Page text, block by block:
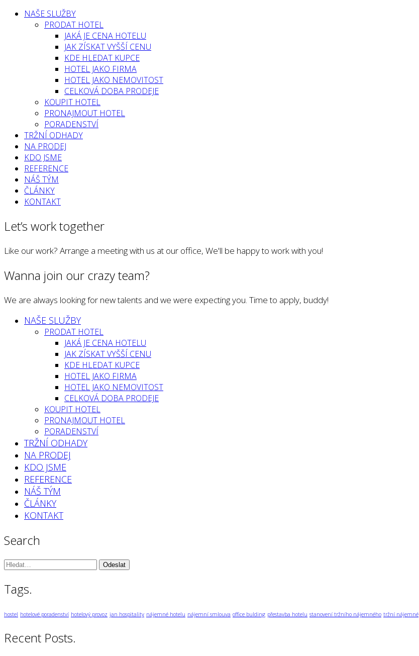
NAŠE SLUŽBY
PRODAT HOTEL
JAKÁ JE CENA HOTELU
JAK ZÍSKAT VYŠŠÍ CENU
KDE HLEDAT KUPCE
HOTEL JAKO FIRMA
HOTEL JAKO NEMOVITOST
CELKOVÁ DOBA PRODEJE
KOUPIT HOTEL
PRONAJMOUT HOTEL
PORADENSTVÍ
TRŽNÍ ODHADY
NA PRODEJ
KDO JSME
REFERENCE
NÁŠ TÝM
ČLÁNKY
KONTAKT
Let’s work together
Like our work? Arrange a meeting with us at our office, We'll be happy to work with you!
Wanna join our crazy team?
We are always looking for new talents and we were expecting you. Time to apply, buddy!
NAŠE SLUŽBY
PRODAT HOTEL
JAKÁ JE CENA HOTELU
JAK ZÍSKAT VYŠŠÍ CENU
KDE HLEDAT KUPCE
HOTEL JAKO FIRMA
HOTEL JAKO NEMOVITOST
CELKOVÁ DOBA PRODEJE
KOUPIT HOTEL
PRONAJMOUT HOTEL
PORADENSTVÍ
TRŽNÍ ODHADY
NA PRODEJ
KDO JSME
REFERENCE
NÁŠ TÝM
ČLÁNKY
KONTAKT
Search
Vyhledávání:
Tags.
hostel hotelové poradenství hotelový provoz jan hospitality nájemné hotelu nájemní smlouva office bulding přestavba hotelu stanovení tržního nájemného tržní nájemné
Recent Posts.